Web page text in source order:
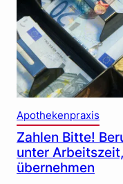
Apothekenpraxis
Zahlen Bitte!
unter
übernehmen